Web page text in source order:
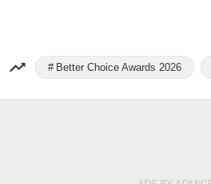
Better Choice Awards 2026